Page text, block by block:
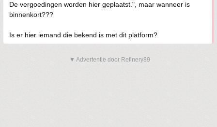
De vergoedingen worden hier geplaatst.", maar wanneer is
binnenkort???
Is er hier iemand die bekend is met dit platform?
▼ Advertentie door Refinery89